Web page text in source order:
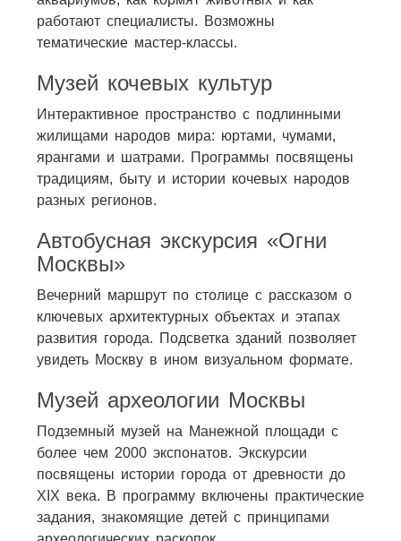
работают специалисты. Возможны
тематические мастер-классы.
Музей кочевых культур
Интерактивное пространство с подлинными
жилищами народов мира: юртами, чумами,
ярангами и шатрами. Программы посвящены
традициям, быту и истории кочевых народов
разных регионов.
Автобусная экскурсия «Огни
Москвы»
Вечерний маршрут по столице с рассказом о
ключевых архитектурных объектах и этапах
развития города. Подсветка зданий позволяет
увидеть Москву в ином визуальном формате.
Музей археологии Москвы
Подземный музей на Манежной площади с
более чем 2000 экспонатов. Экскурсии
посвящены истории города от древности до
XIX века. В программу включены практические
задания, знакомящие детей с принципами